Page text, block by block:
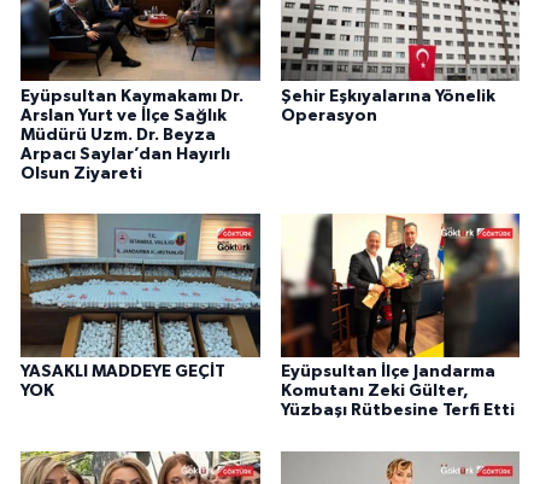
Eyüpsultan Kaymakamı Dr.
Arslan Yurt ve İlçe Sağlık
Müdürü Uzm. Dr. Beyza
Arpacı Saylar’dan Hayırlı
Olsun Ziyareti
Şehir Eşkıyalarına Yönelik
Operasyon
YASAKLI MADDEYE GEÇİT
YOK
Eyüpsultan İlçe Jandarma
Komutanı Zeki Gülter,
Yüzbaşı Rütbesine Terfi Etti